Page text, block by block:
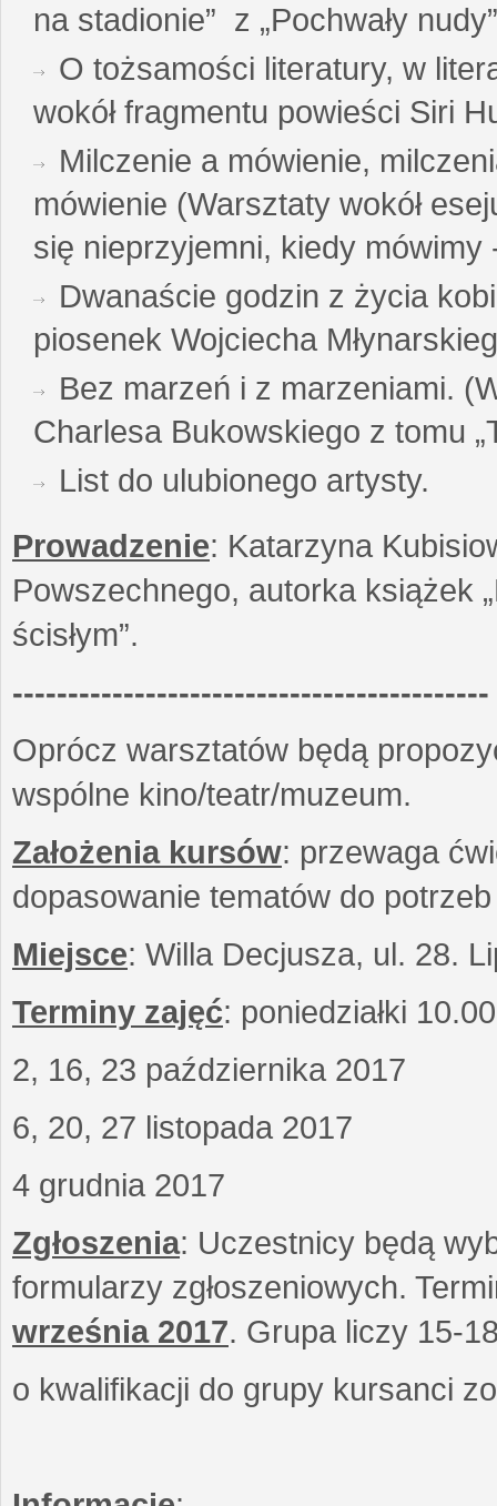
na stadionie” z „Pochwały
O tożsamości literatury, w
wokół fragmentu powieści Siri
Milczenie a mówienie,
mówienie (Warsztaty wokół
się nieprzyjemni, kiedy mówimy
Dwanaście godzin z życia
piosenek Wojciecha
Bez marzeń i z marzeniami.
Charlesa Bukowskiego z tomu
List do ulubionego artysty.
Prowadzenie: Katarzyna
Powszechnego, autorka książek
ścisłym”.
-------------------------------------------
Oprócz warsztatów będą
wspólne kino/teatr/muzeum.
Założenia kursów: przewaga
dopasowanie tematów do
Miejsce: Willa Decjusza, ul. 28.
Terminy zajęć: poniedziałki
2, 16, 23 października 2017
6, 20, 27 listopada 2017
4 grudnia 2017
Zgłoszenia: Uczestnicy będą
formularzy zgłoszeniowych.
września 2017. Grupa liczy 15-
o kwalifikacji do grupy kursanci